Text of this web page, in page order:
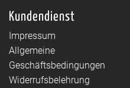
Kundendienst
Impressum
Allgemeine
Geschäftsbedingungen
Widerrufsbelehrung